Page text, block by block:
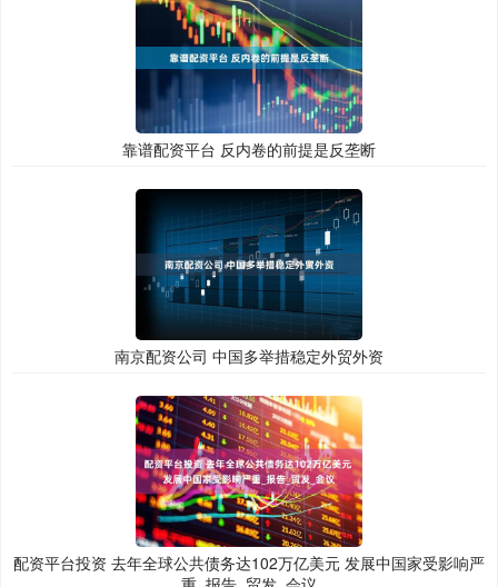
靠谱配资平台 反内卷的前提是反垄断
南京配资公司 中国多举措稳定外贸外资
配资平台投资 去年全球公共债务达102万亿美元 发展中国家受影响严